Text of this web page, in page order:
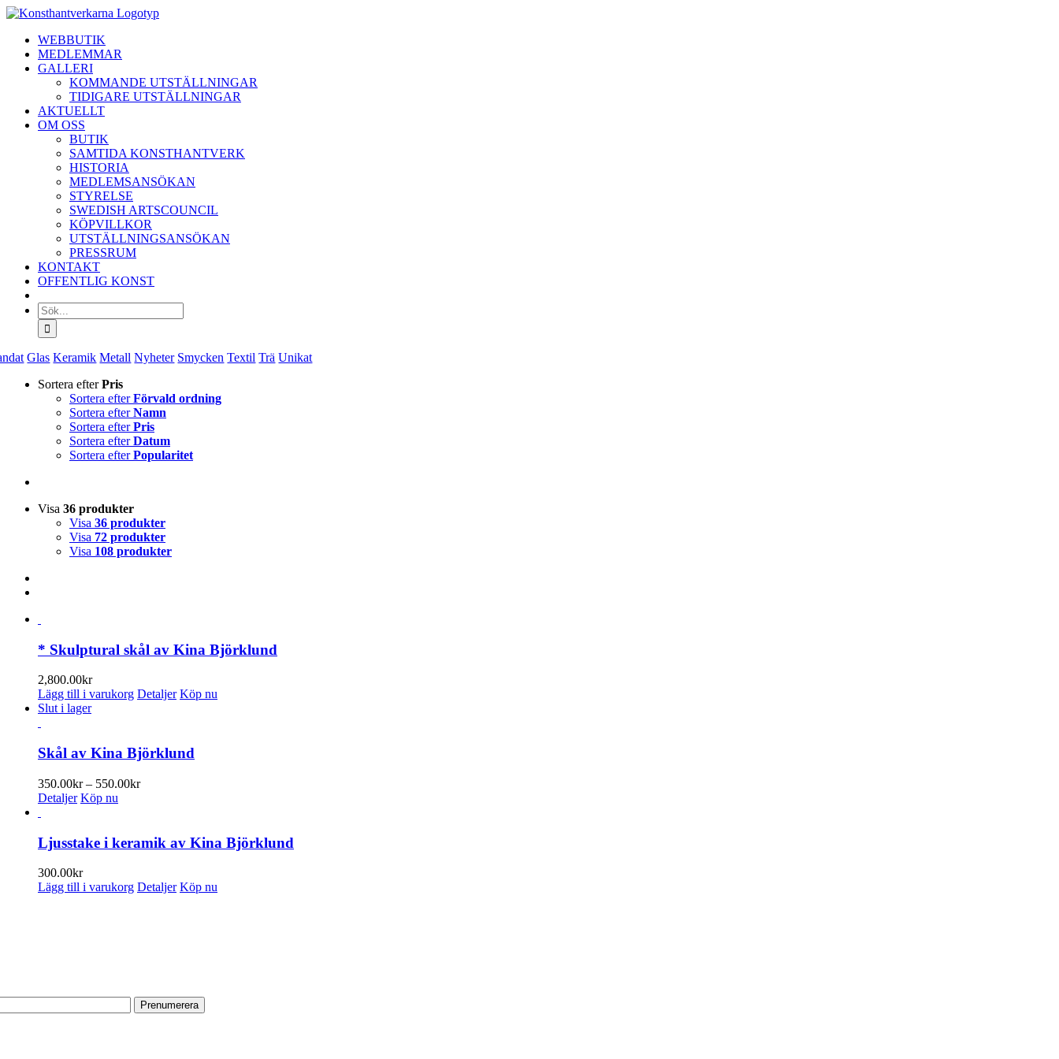
Fortsätt
innehålletWEBBUTIK
MEDLEMMAR
GALLERI
KOMMANDE UTSTÄLLNINGAR
TIDIGARE UTSTÄLLNINGAR
AKTUELLT
OM OSS
BUTIK
SAMTIDA KONSTHANTVERK
HISTORIA
MEDLEMSANSÖKAN
STYRELSE
SWEDISH ARTSCOUNCIL
KÖPVILLKOR
UTSTÄLLNINGSANSÖKAN
PRESSRUM
KONTAKT
OFFENTLIG KONST
Sök
efter:
Glas Keramik Metall Nyheter Smycken Textil Trä Unikat
Sortera efterPris
Sortera efterFörvald ordning
Sortera efterNamn
Sortera efterPris
Sortera efterDatum
Sortera efterPopularitet
Visa 36 produkter
Visa 36 produkter
Visa 72 produkter
Visa 108 produkter
* Skulptural skål av Kina Björklund
2,800.00kr
Lägg till i varukorg Detaljer Köp nu
Slut i lager
Skål av Kina Björklund
350.00kr – 550.00krPrisintervall:
Detaljer Köp nu
Ljusstake i keramik av Kina Björklund
300.00kr
Lägg till i varukorg Detaljer Köp nu